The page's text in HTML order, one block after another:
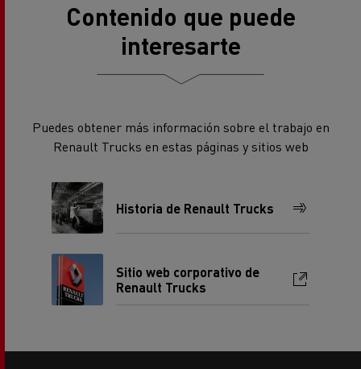
Contenido que puede
interesarte
Puedes obtener más información sobre el trabajo en
Renault Trucks en estas páginas y sitios web
Historia de Renault Trucks
Sitio web corporativo de
Renault Trucks